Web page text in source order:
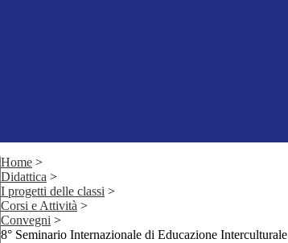
Home >
Didattica >
I progetti delle classi >
Corsi e Attività >
Convegni >
8° Seminario Internazionale di Educazione Interculturale